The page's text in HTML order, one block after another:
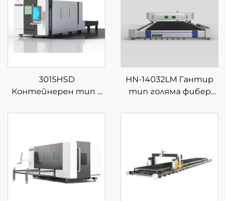
3015HSD
Контейнерен тип с
платформа за фибер
HN-14032LM Гантир
тип голяма фибер
рязане